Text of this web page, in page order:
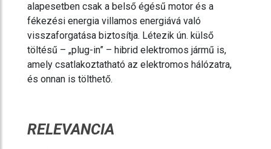
alapesetben csak a belső égésű motor és a
fékezési energia villamos energiává való
visszaforgatása biztosítja. Létezik ún. külső
töltésű – „plug-in” – hibrid elektromos jármű is,
amely csatlakoztatható az elektromos hálózatra,
és onnan is tölthető.
RELEVANCIA